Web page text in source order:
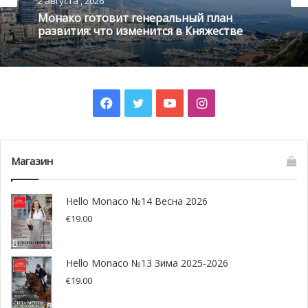
Интересно, что свое исследование Иван Грибоваль
проводил на яхте Boogaloo, которая изначально
предназначалась для регат. Но в дальнейшем на ней
было установлено специальное оборудование для
сбора научных данных, а также система, которая
позволяет плавать, не загрязняя окружающую среду.
Все собравшиеся тепло встречали французского
исследователя и поздравляли его с окончанием миссии.
Монако готовит генеральный план
развития: что изменится в Княжестве
Facebook
TwitterYouTubeInstagram
Магазин
Hello Monaco №14 Весна 2026
€19.00
Hello Monaco №13 Зима 2025-2026
€19.00